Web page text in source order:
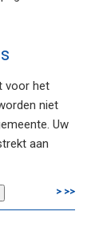
voor het
niet
Uw
aan
> >>